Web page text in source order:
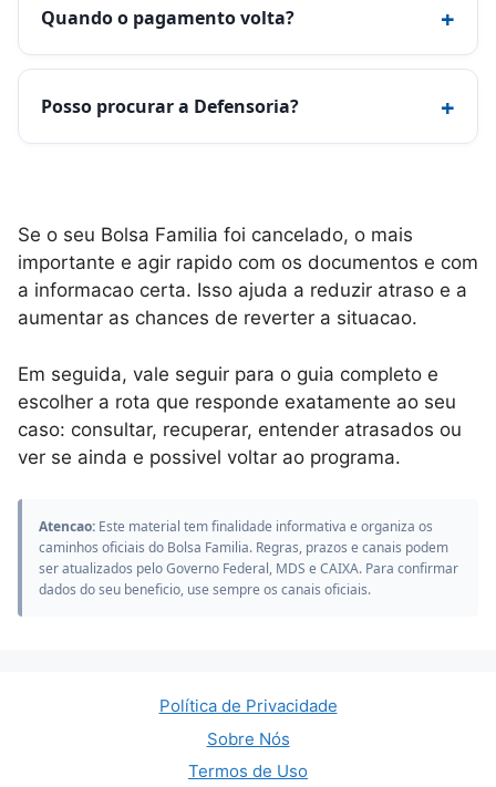
Quando o pagamento volta? +
Posso procurar a Defensoria? +
Se o seu Bolsa Familia foi cancelado, o mais
importante e agir rapido com os documentos e com
a informacao certa. Isso ajuda a reduzir atraso e a
aumentar as chances de reverter a situacao.
Em seguida, vale seguir para o guia completo e
escolher a rota que responde exatamente ao seu
caso: consultar, recuperar, entender atrasados ou
ver se ainda e possivel voltar ao programa.
Atencao: Este material tem finalidade informativa e organiza os
caminhos oficiais do Bolsa Familia. Regras, prazos e canais podem
ser atualizados pelo Governo Federal, MDS e CAIXA. Para confirmar
dados do seu beneficio, use sempre os canais oficiais.
Política de Privacidade
Sobre Nós
Termos de Uso